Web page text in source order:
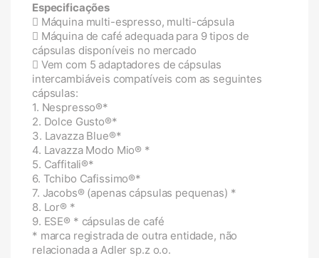
Especificações
Máquina multi-espresso, multi-cápsula
Máquina de café adequada para 9 tipos de
cápsulas disponíveis no mercado
Vem com 5 adaptadores de cápsulas
intercambiáveis compatíveis com as seguintes
cápsulas:
1. Nespresso®*
2. Dolce Gusto®*
3. Lavazza Blue®*
4. Lavazza Modo Mio® *
5. Caffitali®*
6. Tchibo Cafissimo®*
7. Jacobs® (apenas cápsulas pequenas) *
8. Lor® *
9. ESE® * cápsulas de café
* marca registrada de outra entidade, não
relacionada a Adler sp.z o.o.